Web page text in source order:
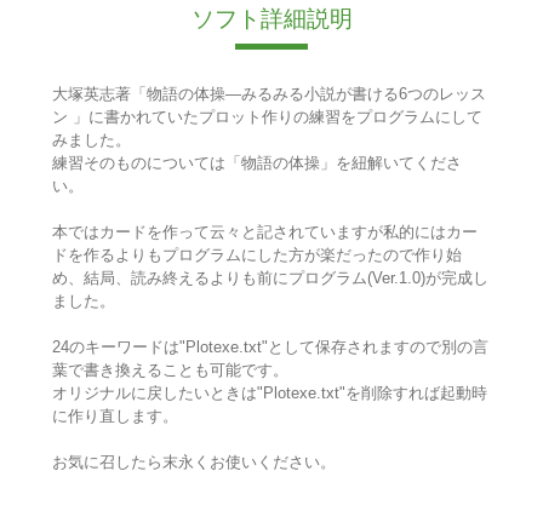
ソフト詳細説明
大塚英志著「物語の体操―みるみる小説が書ける6つのレッス
ン 」に書かれていたプロット作りの練習をプログラムにして
みました。
練習そのものについては「物語の体操」を紐解いてくださ
い。
本ではカードを作って云々と記されていますが私的にはカー
ドを作るよりもプログラムにした方が楽だったので作り始
め、結局、読み終えるよりも前にプログラム(Ver.1.0)が完成し
ました。
24のキーワードは"Plotexe.txt"として保存されますので別の言
葉で書き換えることも可能です。
オリジナルに戻したいときは"Plotexe.txt"を削除すれば起動時
に作り直します。
お気に召したら末永くお使いください。